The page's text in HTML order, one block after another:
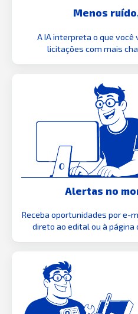
Menos
A IA interpreta o que você
licitações com mais
Alertas no
Receba oportunidades por e-
direto ao edital ou à